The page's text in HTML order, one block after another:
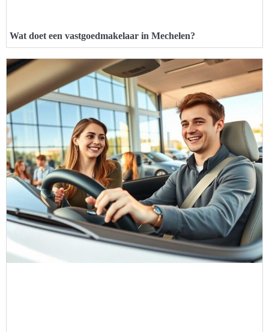
Wat doet een vastgoedmakelaar in Mechelen?